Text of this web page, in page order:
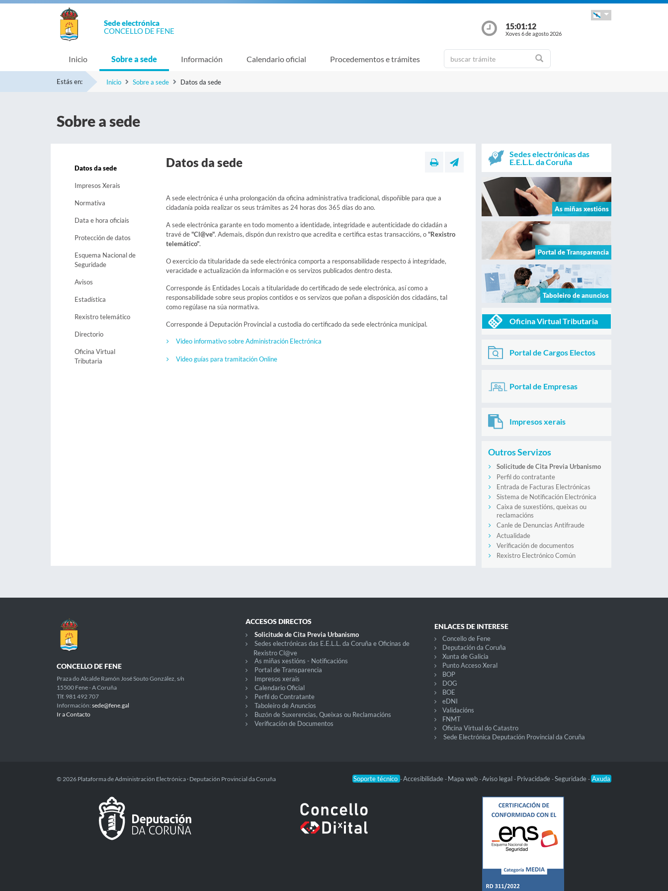
Sede electrónica
CONCELLO DE FENE
15:01:13
Xoves 6 de agosto 2026
Inicio Sobre a sede Información Calendario oficial Procedementos e trámites
Estás en: Inicio Sobre a sede Datos da sede
Sobre a sede
Datos da sede
Impresos Xerais
Normativa
Data e hora oficiais
Protección de datos
Esquema Nacional de
Seguridade
Avisos
Estadística
Rexistro telemático
Directorio
Oficina Virtual
Tributaria
Datos da sede
A sede electrónica é unha prolongación da oficina administrativa tradicional, dispoñible para que a
cidadanía poida realizar os seus trámites as 24 horas dos 365 días do ano.
A sede electrónica garante en todo momento a identidade, integridade e autenticidade do cidadán a
travé de"Cl@ve". Ademais, dispón dun rexistro que acredita e certifica estas transaccións, o"Rexistro
telemático".
O exercicio da titularidade da sede electrónica comporta a responsabilidade respecto á integridade,
veracidade e actualización da información e os servizos publicados dentro desta.
Corresponde ás Entidades Locais a titularidade do certificado de sede electrónica, así como a
responsabilidade sobre seus propios contidos e os servizos que poñan a disposición dos cidadáns, tal
como regúlase na súa normativa.
Corresponde á Deputación Provincial a custodia do certificado da sede electrónica municipal.
Video informativo sobre Administración Electrónica
Video guías para tramitación Online
Sedes electrónicas das
E.E.L.L. da Coruña
As miñas xestións
Portal de Transparencia
Taboleiro de anuncios
Oficina Virtual Tributaria
Portal de Cargos Electos
Portal de Empresas
Impresos xerais
Outros Servizos
Solicitude de Cita Previa Urbanismo
Perfil do contratante
Entrada de Facturas Electrónicas
Sistema de Notificación Electrónica
Caixa de suxestións, queixas ou
reclamacións
Canle de Denuncias Antifraude
Actualidade
Verificación de documentos
Rexistro Electrónico Común
CONCELLO DE FENE
Praza do Alcalde Ramón José Souto González, s/n
15500 Fene - A Coruña
Tlf. 981 492 707
Información: sede@fene.gal
Ir a Contacto
ACCESOS DIRECTOS
Solicitude de Cita Previa Urbanismo
Sedes electrónicas das E.E.L.L. da Coruña e Oficinas de
Rexistro Cl@ve
As miñas xestións - Notificacións
Portal de Transparencia
Impresos xerais
Calendario Oficial
Perfil do Contratante
Taboleiro de Anuncios
Buzón de Suxerencias, Queixas ou Reclamacións
Verificación de Documentos
ENLACES DE INTERESE
Concello de Fene
Deputación da Coruña
Xunta de Galicia
Punto Acceso Xeral
BOP
DOG
BOE
eDNI
Validacións
FNMT
Oficina Virtual do Catastro
Sede Electrónica Deputación Provincial da Coruña
Soporte técnico -Accesibilidade - Mapa web -Aviso legal - Privacidade -Seguridade - Axuda
© 2026 Plataforma de Administración Electrónica · Deputación Provincial da Coruña